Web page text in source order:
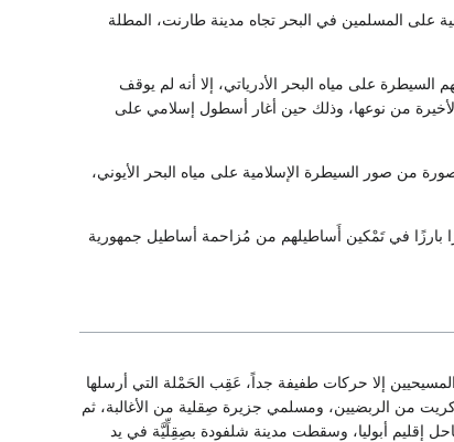
البحار الإيطالية بعد ذلك إلا في عام 867؛ حيث انتصرت البندقية على المسلمين في البحر تجاه مدينة طارنت، المطلة
وحلفائهم من البنادقة، وغيرهم على أوترانتو عام 873، وباري عام 876 قد منحهم السيطرة على مياه البحر الأدرياتي، إلا أنه لم يوقف
من نوعها، وذلك حين أغار أسطول إسلامي على
من صور السيطرة الإسلامية على مياه البحر الأيوني،
دورًا بارزًا في تَمْكين أَساطيلهم من مُزاحمة أساطيل جمهورية
إلا حركات طفيفة جداً، عَقِب الحَمْلة التي أرسلها
مسلمي جزيرة كريت من الربضيين، ومسلمي جزيرة صِقلية من الأغالبة، ثم
إقليم أبوليا، وسقطت مدينة شلفودة بصِقِلِّيَّة في يد